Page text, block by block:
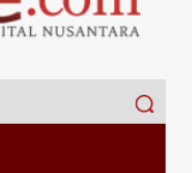
Search
for: